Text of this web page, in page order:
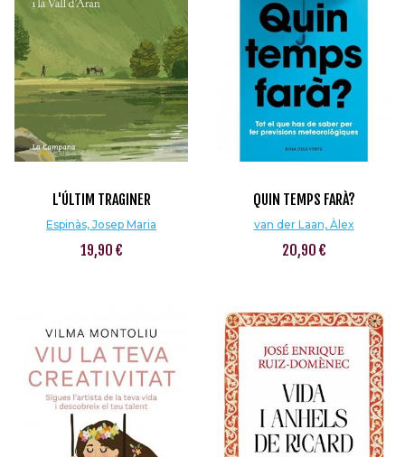
L'ÚLTIM TRAGINER
Espinàs, Josep Maria
19,90 €
QUIN TEMPS FARÀ?
van der Laan, Àlex
20,90 €